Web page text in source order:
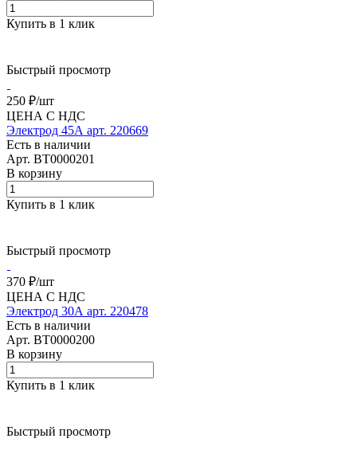
Купить в 1 клик
Быстрый просмотр
250 ₽/шт
ЦЕНА С НДС
Электрод 45А арт. 220669
Есть в наличии
Арт. BT0000201
В корзину
Купить в 1 клик
Быстрый просмотр
370 ₽/шт
ЦЕНА С НДС
Электрод 30А арт. 220478
Есть в наличии
Арт. BT0000200
В корзину
Купить в 1 клик
Быстрый просмотр